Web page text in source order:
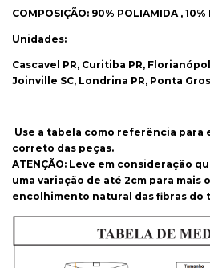
COMPOSIÇÃO: 90% POLIAMIDA , 10%
Unidades:
Cascavel PR, Curitiba PR,
Joinville SC, Londrina PR, Ponta
Use a tabela como referência para
correto das peças.
ATENÇÃO: Leve em consideração
uma variação de até 2cm para mais
encolhimento natural das fibras do